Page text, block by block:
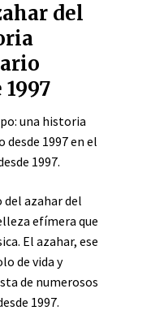
del
una historia
1997 en el
1997.
azahar del
efímera que
El azahar, ese
de vida y
de numerosos
1997.